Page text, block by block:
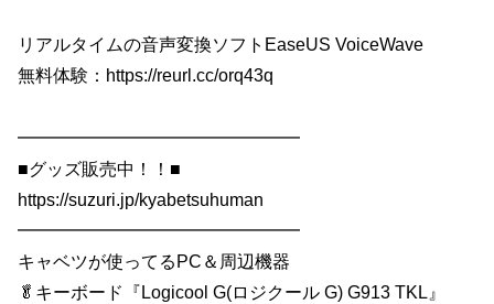
リアルタイムの音声変換ソフトEaseUS VoiceWave
無料体験：https://reurl.cc/orq43q
━━━━━━━━━━━━━━━━
■グッズ販売中！！■
https://suzuri.jp/kyabetsuhuman
━━━━━━━━━━━━━━━━
キャベツが使ってるPC＆周辺機器
🥬キーボード『Logicool G(ロジクール G) G913 TKL』